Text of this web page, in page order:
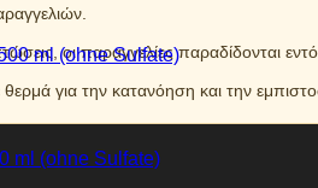
οι παραγγελίες παραδίδονται
για την κατανόηση και την
ml (ohne Sulfate)